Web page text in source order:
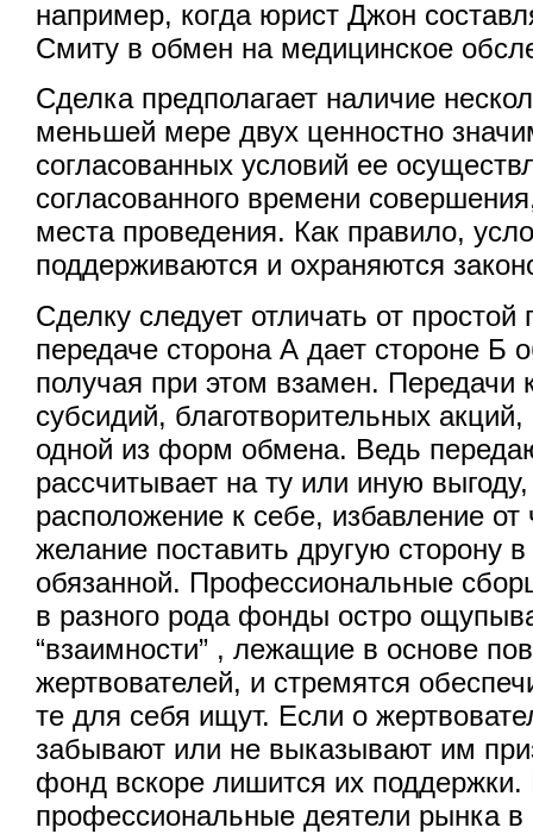
например, когда юрист Джон
Смиту в обмен на медицинское
Сделка предполагает наличие
меньшей мере двух ценностно
согласованных условий ее
согласованного времени
места проведения. Как правило,
поддерживаются и охраняются
Сделку следует отличать от
передаче сторона А дает стороне Б
получая при этом взамен. Передачи
субсидий, благотворительных
одной из форм обмена. Ведь
рассчитывает на ту или иную
расположение к себе, избавление
желание поставить другую сторону
обязанной. Профессиональные
в разного рода фонды остро
“взаимности” , лежащие в основе
жертвователей, и стремятся
те для себя ищут. Если о
забывают или не выказывают им
фонд вскоре лишится их поддержки.
профессиональные деятели рынка